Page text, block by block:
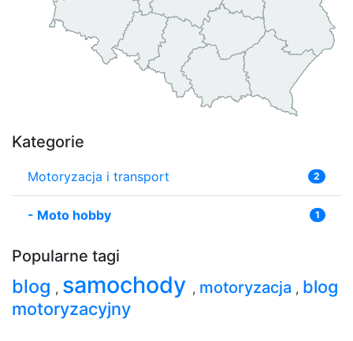
Kategorie
Motoryzacja i transport 2
- Moto hobby 1
Popularne tagi
blog , samochody , motoryzacja , blog
motoryzacyjny